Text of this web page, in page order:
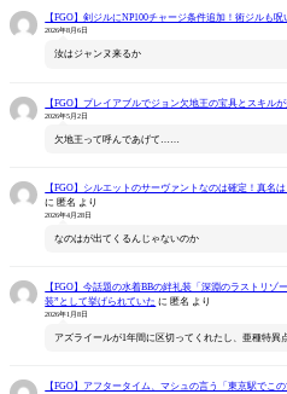
【FGO】剣ジルにNP100チャージ条件追加！術ジルも
2026年8月6日
汝はジャンヌ来るか
【FGO】プレイアブルでジョン欠地王の宝具とスキル
2026年5月2日
欠地王って呼んであげて……
【FGO】シルエットのサーヴァントなのは確定！真名
に 匿名 より
2026年4月28日
なのはが出てくるんじゃないのか
【FGO】今話題の水着BBの絆礼装「深淵のラストリ
装”として挙げられていた に 匿名 より
2026年1月8日
アズライールが1年間に区切ってくれたし、亜種特
【FGO】アフタータイム、マシュの言う「東京駅でこ